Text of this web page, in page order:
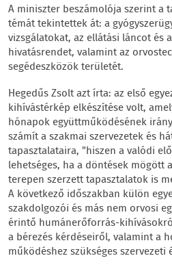
A miniszter beszámolója szerint a
témát tekintettek át: a
vizsgálatokat, az ellátási láncot és
hivatásrendet, valamint az
segédeszközök területét.
Hegedűs Zsolt azt írta: az első
kihívástérkép elkészítése volt,
hónapok együttműködésének
számít a szakmai szervezetek és
tapasztalataira, "hiszen a valódi
lehetséges, ha a döntések mögött
terepen szerzett tapasztalatok is
A következő időszakban külön
szakdolgozói és más nem orvosi
érintő humánerőforrás-
a bérezés kérdéseiről, valamint a
működéshez szükséges